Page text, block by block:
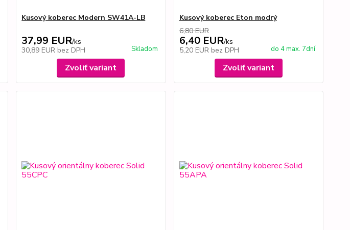
Kusový koberec Modern SW41A-LB
37,99 EUR/ks
30,89 EUR bez DPH Skladom
Zvoliť variant
Kusový koberec Eton modrý
6,80 EUR
6,40 EUR/ks
5,20 EUR bez DPH do 4 max. 7dní
Zvoliť variant